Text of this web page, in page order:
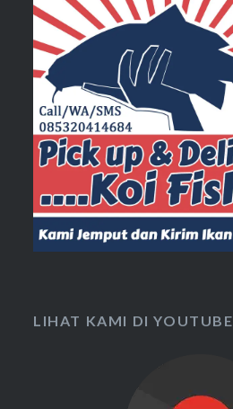
LIHAT KAMI DI YOUTUBE